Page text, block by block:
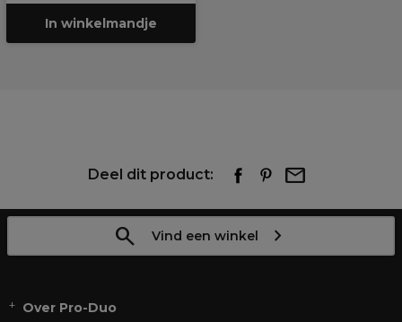
In winkelmandje
Deel dit product:
Vind een winkel
Over Pro-Duo